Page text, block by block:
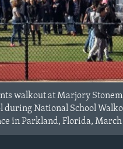
walkout at Marjory
during National School
in Parkland, Florida, March